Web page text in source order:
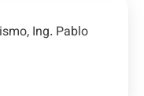
Ing. Pablo